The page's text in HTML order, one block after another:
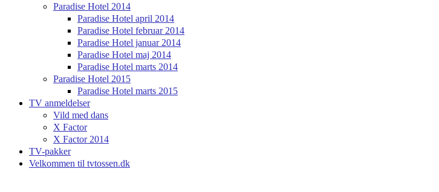
Paradise Hotel 2014
Paradise Hotel april 2014
Paradise Hotel februar 2014
Paradise Hotel januar 2014
Paradise Hotel maj 2014
Paradise Hotel marts 2014
Paradise Hotel 2015
Paradise Hotel marts 2015
TV anmeldelser
Vild med dans
X Factor
X Factor 2014
TV-pakker
Velkommen til tvtossen.dk